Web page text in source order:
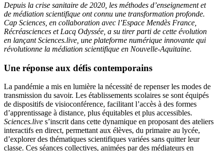
Depuis la crise sanitaire de 2020, les méthodes d’enseignement et
de médiation scientifique ont connu une transformation profonde.
Cap Sciences, en collaboration avec l’Espace Mendès France,
Récréasciences et Lacq Odyssée, a su tirer parti de cette évolution
en lançant Sciences.live, une plateforme numérique innovante qui
révolutionne la médiation scientifique en Nouvelle-Aquitaine.
Une réponse aux défis contemporains
La pandémie a mis en lumière la nécessité de repenser les modes de
transmission du savoir. Les établissements scolaires se sont équipés
de dispositifs de visioconférence, facilitant l’accès à des formes
d’apprentissage à distance, plus équitables et plus accessibles.
Sciences.live s’inscrit dans cette dynamique en proposant des ateliers
interactifs en direct, permettant aux élèves, du primaire au lycée,
d’explorer des thématiques scientifiques variées sans quitter leur
classe. Ces séances collectives, animées par des médiateurs en